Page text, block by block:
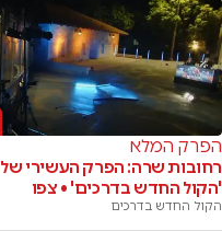
הפרק המלא
רחובות שרה: הפרק העשירי של
'הקול החדש בדרכים' • צפו
הקול החדש בדרכים